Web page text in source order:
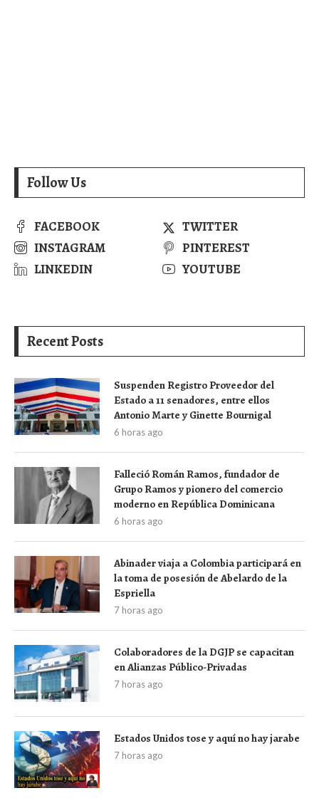
Follow Us
FACEBOOK
TWITTER
INSTAGRAM
PINTEREST
LINKEDIN
YOUTUBE
Recent Posts
Suspenden Registro Proveedor del
Estado a 11 senadores, entre ellos
Antonio Marte y Ginette Bournigal
6 horas ago
Falleció Román Ramos, fundador de
Grupo Ramos y pionero del comercio
moderno en República Dominicana
6 horas ago
Abinader viaja a Colombia participará en
la toma de posesión de Abelardo de la
Espriella
7 horas ago
Colaboradores de la DGJP se capacitan
en Alianzas Público-Privadas
7 horas ago
Estados Unidos tose y aquí no hay jarabe
7 horas ago